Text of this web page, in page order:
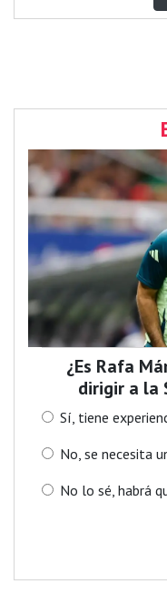
¿Es Rafa
dirigir a la
Sí, tiene
No, se necesita
No lo sé, habrá